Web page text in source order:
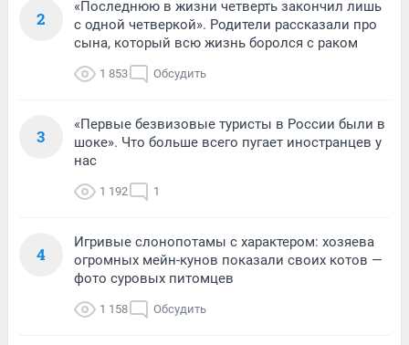
2
«Последнюю в жизни четверть закончил лишь
с одной четверкой». Родители рассказали про
сына, который всю жизнь боролся с раком
1 853 Обсудить
3
«Первые безвизовые туристы в России были в
шоке». Что больше всего пугает иностранцев у
нас
1 192 1
4
Игривые слонопотамы с характером: хозяева
огромных мейн-кунов показали своих котов —
фото суровых питомцев
1 158 Обсудить